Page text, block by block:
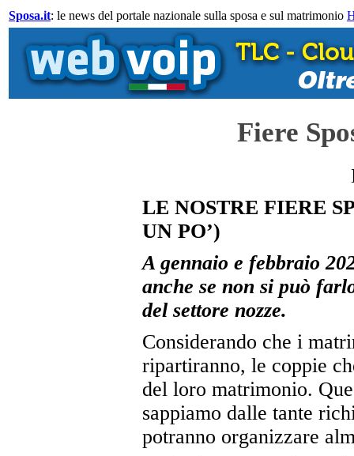
Sposa.it: le news del portale nazionale sulla sposa e sul matrimonio
Fiere
LE NOSTRE FIERE
UN PO’)
A gennaio e febbraio
anche se non si può
del settore nozze.
Considerando che i
ripartiranno, le coppie
del loro matrimonio.
sappiamo dalle tante
potranno organizzare